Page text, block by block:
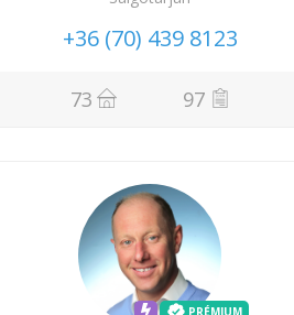
+36 (70) 439 8123
73 97
PRÉMIUM